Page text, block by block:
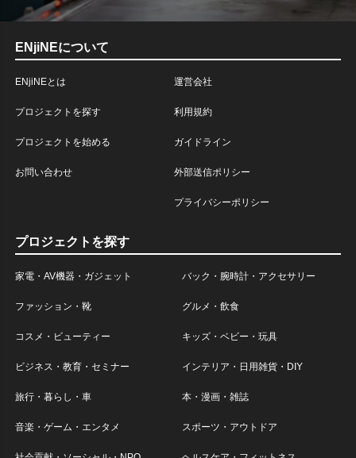
ENjiNEについて
ENjiNEとは
プロジェクトを探す
プロジェクトを始める
お問い合わせ
運営会社
利用規約
ガイドライン
外部送信ポリシー
プライバシーポリシー
プロジェクトを探す
家電・AV機器・ガジェット バック・腕時計・アクセサリー
ファッション・靴 グルメ・飲食
コスメ・ビューティー キッズ・ベビー・玩具
ビジネス・教育・セミナー インテリア・日用雑貨・DIY
旅行・暮らし・車 本・漫画・雑誌
音楽・ゲーム・エンタメ スポーツ・アウトドア